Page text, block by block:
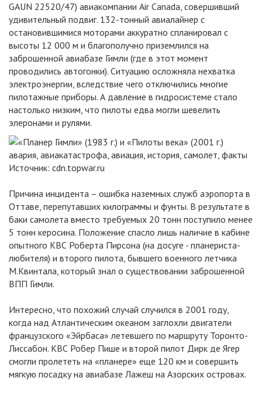
GAUN 22520/47) авиакомпании Air Canada, совершивший
удивительный подвиг. 132-тонный авиалайнер с
остановившимися моторами аккуратно спланировал с
высоты 12 000 м и благополучно приземлился на
заброшенной авиабазе Гимли (где в этот момент
проводились автогонки). Ситуацию осложняла нехватка
электроэнергии, вследствие чего отключились многие
пилотажные приборы. А давление в гидросистеме стало
настолько низким, что пилоты едва могли шевелить
элеронами и рулями.
Источник: cdn.topwar.ru
Причина инцидента – ошибка наземных служб аэропорта в
Оттаве, перепутавших килограммы и фунты. В результате в
баки самолета вместо требуемых 20 тонн поступило менее
5 тонн керосина. Положение спасло лишь наличие в кабине
опытного КВС Роберта Пирсона (на досуге - планериста-
любителя) и второго пилота, бывшего военного летчика
М.Квинтала, который знал о существовании заброшенной
ВПП Гимли.
Интересно, что похожий случай случился в 2001 году,
когда над Атлантическим океаном заглохли двигатели
французского «Эйрбаса» летевшего по маршруту Торонто-
Лиссабон. КВС Робер Пише и второй пилот Дирк де Ягер
смогли пролететь на «планере» еще 120 км и совершить
мягкую посадку на авиабазе Лажеш на Азорских островах.